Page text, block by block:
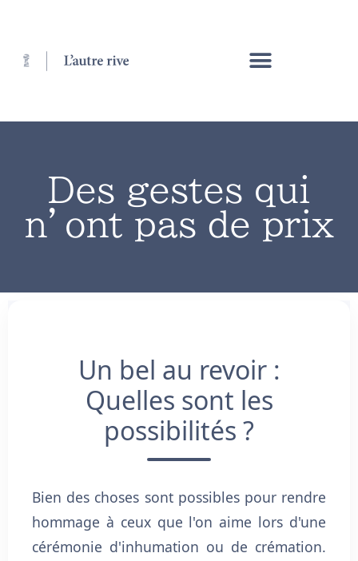
Des gestes qui
n’ont pas de prix
Un bel au revoir :
Quelles sont les
possibilités ?
Bien des choses sont possibles pour rendre
hommage à ceux que l'on aime lors d'une
cérémonie d'inhumation ou de crémation.